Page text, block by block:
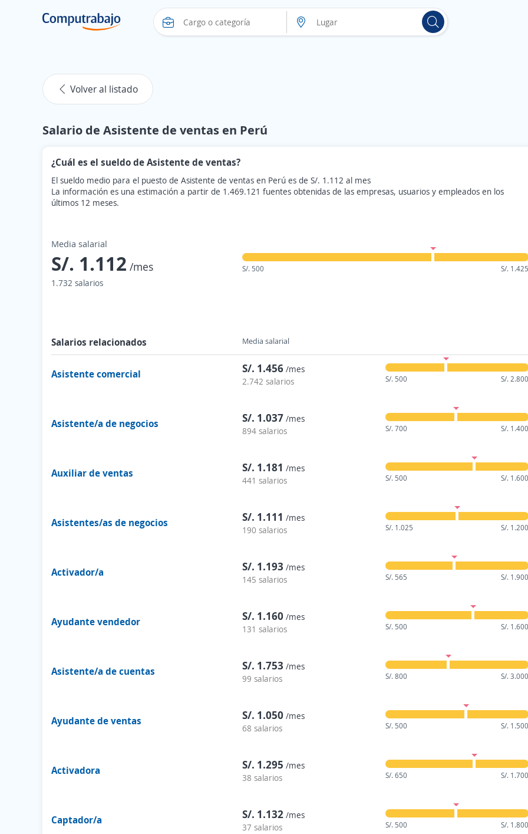
Volver al listado
Salario de Asistente de ventas en Perú
¿Cuál es el sueldo de Asistente de ventas?
El sueldo medio para el puesto de Asistente de ventas en Perú es de S/. 1.112 al mes
La información es una estimación a partir de 1.469.121 fuentes obtenidas de las empresas, usuarios y empleados en los
últimos 12 meses.
Media salarial
S/. 1.112 /mes
1.732 salarios
S/. 500 S/. 1.425
Salarios relacionados Media salarial
Asistente comercial S/. 1.456 /mes
2.742 salarios
S/. 500 S/. 2.800
Asistente/a de negocios S/. 1.037 /mes
894 salarios
S/. 700 S/. 1.400
Auxiliar de ventas S/. 1.181 /mes
441 salarios
S/. 500 S/. 1.600
Asistentes/as de negocios S/. 1.111 /mes
190 salarios
S/. 1.025 S/. 1.200
Activador/a S/. 1.193 /mes
145 salarios
S/. 565 S/. 1.900
Ayudante vendedor S/. 1.160 /mes
131 salarios
S/. 500 S/. 1.600
Asistente/a de cuentas S/. 1.753 /mes
99 salarios
S/. 800 S/. 3.000
Ayudante de ventas S/. 1.050 /mes
68 salarios
S/. 500 S/. 1.500
Activadora S/. 1.295 /mes
38 salarios
S/. 650 S/. 1.700
Captador/a S/. 1.132 /mes
37 salarios
S/. 500 S/. 1.800